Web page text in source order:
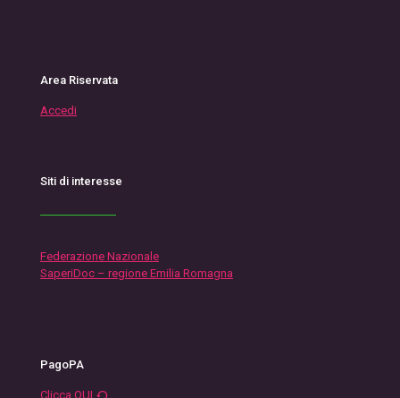
Area Riservata
Accedi
Siti di interesse
Federazione Nazionale
SaperiDoc – regione Emilia Romagna
PagoPA
Clicca QUI